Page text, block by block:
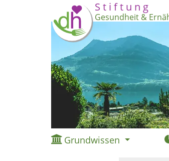
S t i f t u n g
Gesundheit &
Grundwissen